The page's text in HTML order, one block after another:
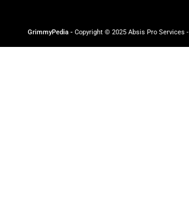
GrimmyPedia - Copyright © 2025 Absis Pro Services -